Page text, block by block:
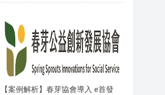
【案例解析】春芽協會導入 e首發